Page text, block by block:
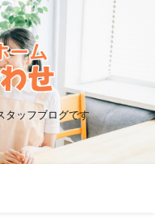
タッフブログです